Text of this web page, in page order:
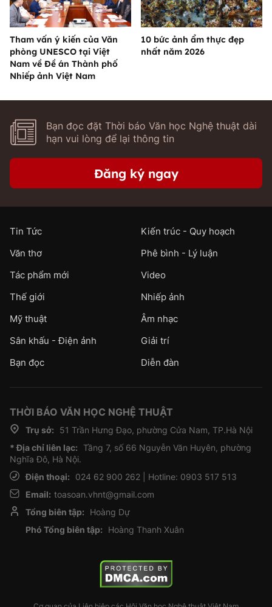
Tham vấn ý kiến của Văn
phòng UNESCO tại Việt
Nam về Đề án Thành phố
Nhiếp ảnh Việt Nam
10 bức ảnh ẩm thực đẹp
nhất năm 2026
Bạn đọc đặt Thời báo Văn học Nghệ thuật dài
hạn vui lòng để lại thông tin
Đăng ký ngay
Tin Tức
Kiến trúc - Quy hoạch
Văn thơ
Phê bình - Lý luận
Tác phẩm mới
Video
Thế giới
Nhiếp ảnh
Mỹ thuật
Âm nhạc
Sân khấu - Điện ảnh
Giải trí
Bạn đọc
Diễn đàn
THỜI BÁO VĂN HỌC NGHỆ THUẬT
Trụ sở:
51 Trần Hưng Đạo, phường Cửa Nam, TP.Hà Nội
* Địa chỉ liên lạc: Tầng 7, số 66 Nguyễn Văn Huyên, phường
Nghĩa Đô, Hà Nội.
Điện thoại:
024 62 900 262 | Hotline: 0903 517 513
Email: toasoan.vhnt@gmail.com
Tổng biên tập:
Hoàng Dự
Phó Tổng biên tập:
Hoàng Thanh Xuân